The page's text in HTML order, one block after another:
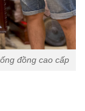
đồng cao cấp